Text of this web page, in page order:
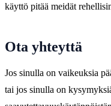
käyttö pitää meidät
Ota yhteyttä
Jos sinulla on vaikeuksia
tai jos sinulla on